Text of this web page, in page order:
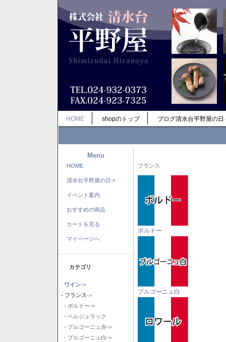
HOME shopのトップ ブログ清水台平野屋の日
Menu
HOME
清水台平野屋の日々
イベント案内
おすすめの商品
カートを見る
マイページへ
カテゴリ
ワイン->
- フランス->
- ボルドー->
- ベルジュラック
- ブルゴーニュ赤->
- ブルゴーニュ白->
フランス
ボルドー
ブルゴーニュ白